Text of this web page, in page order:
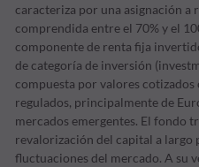
caracteriza por una asignación a
comprendida entre el 70% y el
componente de renta fija
de categoría de inversión
compuesta por valores cotizados
regulados, principalmente de
mercados emergentes. El fondo
revalorización del capital a largo
fluctuaciones del mercado. A su